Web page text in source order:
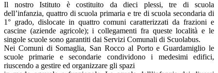
Il nostro Istituto è costituito da dieci plessi, tre di scuola
dell’infanzia, quattro di scuola primaria e tre di scuola secondaria di
1° grado, dislocate in quattro comuni caratterizzati da frazioni e
cascine (aziende agricole); i collegamenti fra queste località e le
singole scuole sono garantiti dai Servizi Comunali di Scuolabus.
Nei Comuni di Somaglia, San Rocco al Porto e Guardamiglio le
scuole primarie e secondarie condividono i medesimi edifici,
riuscendo a gestire ed organizzare gli spazi